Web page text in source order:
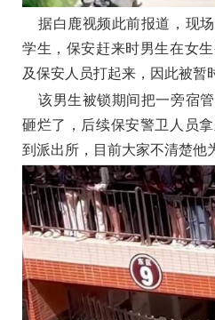
据白鹿视频此前报道，现
学生，保安赶来时男生在女
及保安人员打起来，因此被暂
该男生被锁期间把一旁宿
砸烂了，后续保安警卫人员
到派出所，目前大家不清楚他